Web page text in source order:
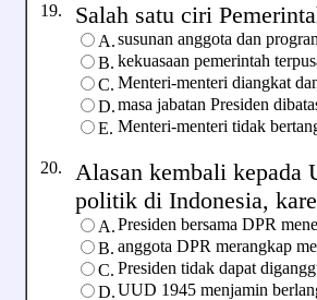
19. Salah satu ciri
A.susunan anggota dan
B. kekuasaan pemerintah
C. Menteri-menteri diangkat
D.masa jabatan Presiden
E. Menteri-menteri tidak
20. Alasan kembali kepada
politik di Indonesia,
A.Presiden bersama DPR
B. anggota DPR merangkap
C. Presiden tidak dapat
D.UUD 1945 menjamin